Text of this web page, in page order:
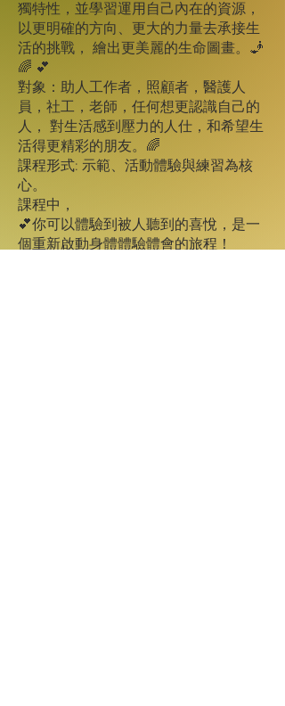
獨特性，並學習運用自己內在的資源，
以更明確的方向、更大的力量去承接生
活的挑戰， 繪出更美麗的生命圖畫。🧞
🌈 💕
對象：助人工作者，照顧者，醫護人
員，社工，老師，任何想更認識自己的
人， 對生活感到壓力的人仕，和希望生
活得更精彩的朋友。🌈
課程形式: 示範、活動體驗與練習為核
心。
課程中，
💕你可以體驗到被人聽到的喜悅，是一
個重新啟動身體體驗體會的旅程！